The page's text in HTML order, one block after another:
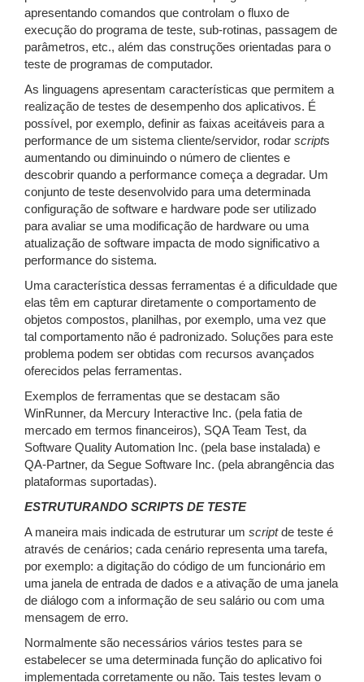
apresentando comandos que controlam o fluxo de
execução do programa de teste, sub-rotinas, passagem de
parâmetros, etc., além das construções orientadas para o
teste de programas de computador.
As linguagens apresentam características que permitem a
realização de testes de desempenho dos aplicativos. É
possível, por exemplo, definir as faixas aceitáveis para a
performance de um sistema cliente/servidor, rodar scripts
aumentando ou diminuindo o número de clientes e
descobrir quando a performance começa a degradar. Um
conjunto de teste desenvolvido para uma determinada
configuração de software e hardware pode ser utilizado
para avaliar se uma modificação de hardware ou uma
atualização de software impacta de modo significativo a
performance do sistema.
Uma característica dessas ferramentas é a dificuldade que
elas têm em capturar diretamente o comportamento de
objetos compostos, planilhas, por exemplo, uma vez que
tal comportamento não é padronizado. Soluções para este
problema podem ser obtidas com recursos avançados
oferecidos pelas ferramentas.
Exemplos de ferramentas que se destacam são
WinRunner, da Mercury Interactive Inc. (pela fatia de
mercado em termos financeiros), SQA Team Test, da
Software Quality Automation Inc. (pela base instalada) e
QA-Partner, da Segue Software Inc. (pela abrangência das
plataformas suportadas).
ESTRUTURANDO SCRIPTS DE TESTE
A maneira mais indicada de estruturar um scriptde teste é
através de cenários; cada cenário representa uma tarefa,
por exemplo: a digitação do código de um funcionário em
uma janela de entrada de dados e a ativação de uma janela
de diálogo com a informação de seu salário ou com uma
mensagem de erro.
Normalmente são necessários vários testes para se
estabelecer se uma determinada função do aplicativo foi
implementada corretamente ou não. Tais testes levam o